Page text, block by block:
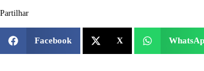
Partilhar
Facebook X